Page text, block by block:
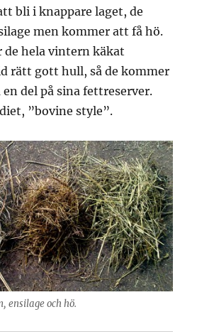
bli i knappare laget, de
men kommer att få hö.
de hela vintern käkat
rätt gott hull, så de kommer
del på sina fettreserver.
”bovine style”.
ensilage och hö.